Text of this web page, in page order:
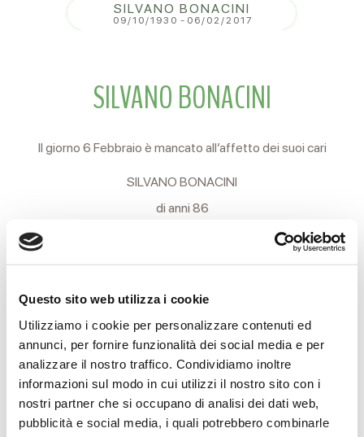
Questo sito web utilizza i cookie
Utilizziamo i cookie per personalizzare contenuti ed
annunci, per fornire funzionalità dei social media e per
analizzare il nostro traffico. Condividiamo inoltre
informazioni sul modo in cui utilizzi il nostro sito con i
nostri partner che si occupano di analisi dei dati web,
pubblicità e social media, i quali potrebbero combinarle
SILVANO BONACINI
09/10/1930 - 06/02/2017
SILVANO BONACINI
Il giorno 6 Febbraio è mancato all’affetto dei suoi cari
SILVANO BONACINI
di anni 86
Ne danno il triste annuncio la moglie LIDIA, il figlio LUCA, il
I funerali si svolgeranno Martedì 7 Febbraio alle ore 14.30
partendo dalla Casa Funeraria Reverberi in Via Terezin, 17
per il cimitero di Poiago di Carpineti.
Si ringraziano anticipatamente coloro che interverranno alla
cerimonia.